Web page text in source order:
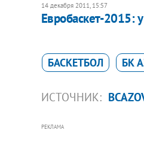
14 декабря 2011, 15:57
Евробаскет-2015:
БАСКЕТБОЛ БК
ИСТОЧНИК:
РЕКЛАМА